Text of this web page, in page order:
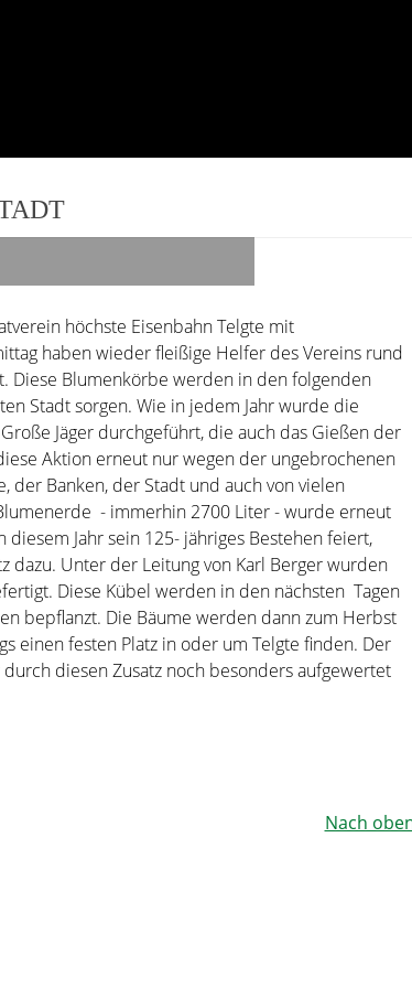
höchste Eisenbahn Telgte mit
haben wieder fleißige Helfer des Vereins rund
Diese Blumenkörbe werden in den folgenden
Stadt sorgen. Wie in jedem Jahr wurde die
Jäger durchgeführt, die auch das Gießen der
Aktion erneut nur wegen der ungebrochenen
der Banken, der Stadt und auch von vielen
- immerhin 2700 Liter - wurde erneut
diesem Jahr sein 125- jähriges Bestehen feiert,
dazu. Unter der Leitung von Karl Berger wurden
Diese Kübel werden in den nächsten Tagen
bepflanzt. Die Bäume werden dann zum Herbst
einen festen Platz in oder um Telgte finden. Der
diesen Zusatz noch besonders aufgewertet
Nach